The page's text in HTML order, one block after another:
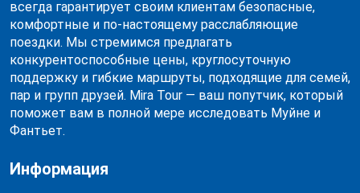
всегда гарантирует своим клиентам безопасные,
комфортные и по-настоящему расслабляющие
поездки. Мы стремимся предлагать
конкурентоспособные цены, круглосуточную
поддержку и гибкие маршруты, подходящие для семей,
пар и групп друзей. Mira Tour — ваш попутчик, который
поможет вам в полной мере исследовать Муйне и
Фантьет.
Информация